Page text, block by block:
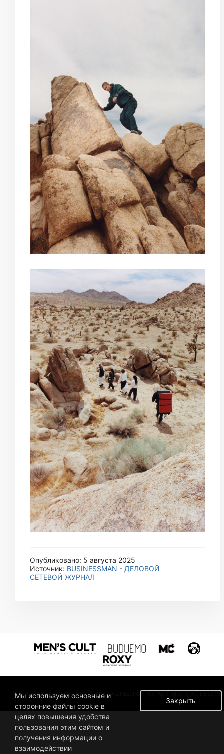
Опубликовано: 5 августа 2025
Источник: BUSINESSMAN - ДЕЛОВОЙ
СЕТЕВОЙ ЖУРНАЛ
© 2019 BUSINESSMAN. ВСЕ ПРАВА ЗАЩИЩЕНЫ. РАЗРАБОТАНО В MC DESIGN.
Закрыть
Мы используем основные и
сторонние файлы cookie в
целях повышения удобства
пользования этим сайтом и
получения информации о
взаимодействии